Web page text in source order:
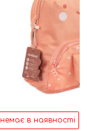
немає в наявності